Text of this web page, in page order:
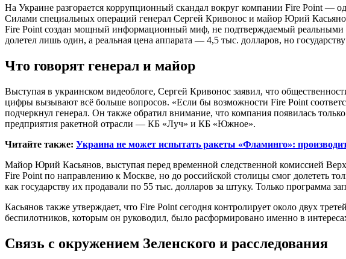
На Украине разгорается коррупционный скандал вокруг компании Fire Point
Силами специальных операций генерал Сергей Кривонос и майор Юрий
Fire Point создан мощный информационный миф, не подтверждаемый реальными
долетел лишь один, а реальная цена аппарата — 4,5 тыс. долларов, но
Что говорят генерал и майор
Выступая в украинском видеоблоге, Сергей Кривонос заявил, что
цифры вызывают всё больше вопросов. «Если бы возможности Fire Point
подчеркнул генерал. Он также обратил внимание, что компания появилась
предприятия ракетной отрасли — КБ «Луч» и КБ «Южное».
Читайте также: Украина не может испытать ракеты «Фламинго»:
Майор Юрий Касьянов, выступая перед временной следственной комиссией
Fire Point по направлению к Москве, но до российской столицы смог долететь
как государству их продавали по 55 тыс. долларов за штуку. Только
Касьянов также утверждает, что Fire Point сегодня контролирует около двух
беспилотников, которым он руководил, было расформировано именно в
Связь с окружением Зеленского и расследования